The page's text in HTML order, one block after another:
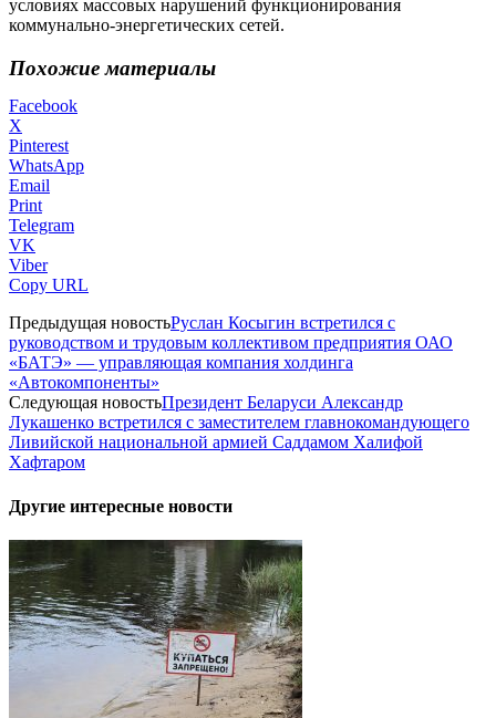
условиях массовых нарушений функционирования
коммунально-энергетических сетей.
Похожие материалы
Facebook
X
Pinterest
WhatsApp
Email
Print
Telegram
VK
Viber
Copy URL
Предыдущая новостьРуслан Косыгин встретился с
руководством и трудовым коллективом предприятия ОАО
«БАТЭ» — управляющая компания холдинга
«Автокомпоненты»
Следующая новостьПрезидент Беларуси Александр
Лукашенко встретился с заместителем главнокомандующего
Ливийской национальной армией Саддамом Халифой
Хафтаром
Другие интересные новости